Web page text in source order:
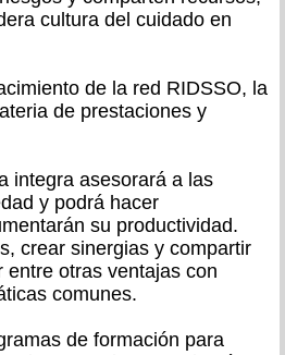
cultura del cuidado en
de la red RIDSSO, la
de prestaciones y
integra asesorará a las
y podrá hacer
su productividad.
crear sinergias y compartir
otras ventajas con
comunes.
de formación para